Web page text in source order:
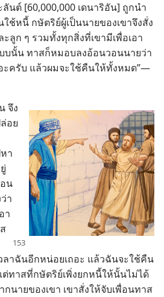
นต์ [60,000,000 เดนาริอัน] ถูก​นำ​
ใช้​หนี้ กษัตริย์​ผู้​เป็น​นาย​ของ​เขา​จึง​สั่ง​
ลูก ๆ รวม​ทั้ง​ทุก​สิ่ง​ที่​เขา​มี​เพื่อ​เอา​
บ​นั้น ทาส​ก็​หมอบ​ลง​อ้อน​วอน​นาย​ว่า
ะ​ครับ แล้ว​ผม​จะ​ใช้​คืน​ให้​ทั้ง​หมด”—
จึง​
อย​
า​
น​
า
า​
ลา​ฉัน​อีก​หน่อย​เถอะ แล้ว​ฉัน​จะ​ใช้​คืน​
ต่​ทาส​ที่​กษัตริย์​เพิ่ง​ยก​หนี้​ให้​นั้น​ไม่​ได้​
ก​นาย​ของ​เขา เขา​สั่ง​ให้​จับ​เพื่อน​ทาส​